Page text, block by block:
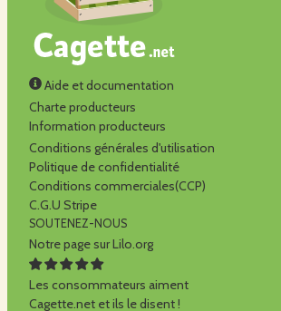
Aide et documentation
Charte producteurs
Information producteurs
Conditions générales d'utilisation
Politique de confidentialité
Conditions commerciales(CCP)
C.G.U Stripe
SOUTENEZ-NOUS
Notre page sur Lilo.org
Les consommateurs aiment
Cagette.net et ils le disent !